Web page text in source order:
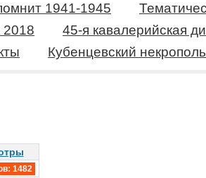
1941-1945
2018 45-я кавалерийская
Кубенцевский некрополь
1482